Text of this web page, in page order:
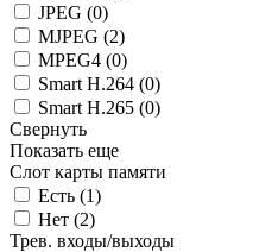
JPEG (0)
MJPEG (2)
MPEG4 (0)
Smart H.264 (0)
Smart H.265 (0)
Свернуть
Показать еще
Слот карты памяти
Есть (1)
Нет (2)
Трев. входы/выходы